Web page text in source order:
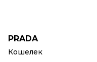
PRADA
Кошелек